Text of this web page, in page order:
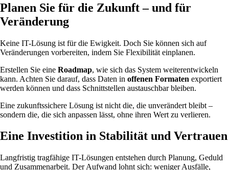
Planen Sie für die Zukunft – und für
Veränderung
Keine IT-Lösung ist für die Ewigkeit. Doch Sie können sich auf
Veränderungen vorbereiten, indem Sie Flexibilität einplanen.
Erstellen Sie eine Roadmap, wie sich das System weiterentwickeln
kann. Achten Sie darauf, dass Daten in offenen Formaten exportiert
werden können und dass Schnittstellen austauschbar bleiben.
Eine zukunftssichere Lösung ist nicht die, die unverändert bleibt –
sondern die, die sich anpassen lässt, ohne ihren Wert zu verlieren.
Eine Investition in Stabilität und Vertrauen
Langfristig tragfähige IT-Lösungen entstehen durch Planung, Geduld
und Zusammenarbeit. Der Aufwand lohnt sich: weniger Ausfälle,